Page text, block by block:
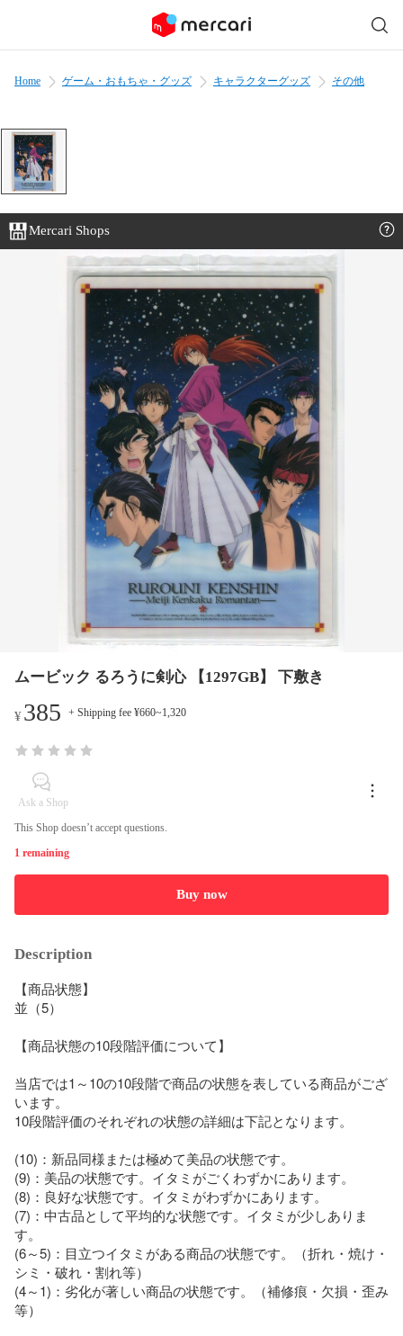
Home ゲーム・おもちゃ・グッズ キャラクターグッズ その他
Mercari Shops
ムービック るろうに剣心 【1297GB】 下敷き
¥385 + Shipping fee ¥660~1,320
Ask a Shop
This Shop doesn’t accept questions.
1 remaining
Buy now
Description
【商品状態】
並（5）
【商品状態の10段階評価について】
当店では1～10の10段階で商品の状態を表している商品がござ
います。
10段階評価のそれぞれの状態の詳細は下記となります。
(10)：新品同様または極めて美品の状態です。
(9)：美品の状態です。イタミがごくわずかにあります。
(8)：良好な状態です。イタミがわずかにあります。
(7)：中古品として平均的な状態です。イタミが少しありま
す。
(6～5)：目立つイタミがある商品の状態です。（折れ・焼け・
シミ・破れ・割れ等）
(4～1)：劣化が著しい商品の状態です。（補修痕・欠損・歪み
等）